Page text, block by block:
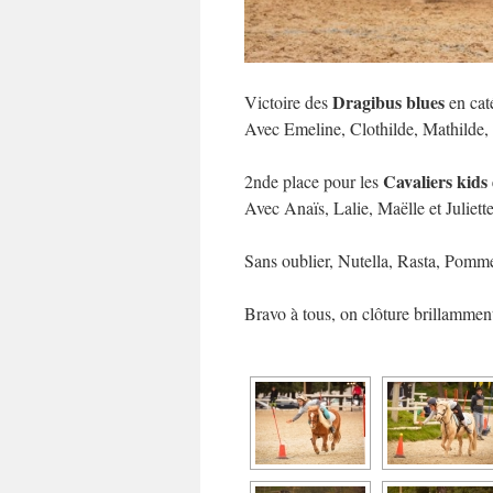
Victoire desDragibus bluesen
Avec Emeline, Clothilde, Mathilde,
2nde place pour lesCavaliers kids
Avec Anaïs, Lalie, Maëlle et
Sans oublier, Nutella, Rasta,
Bravo à tous, on clôture